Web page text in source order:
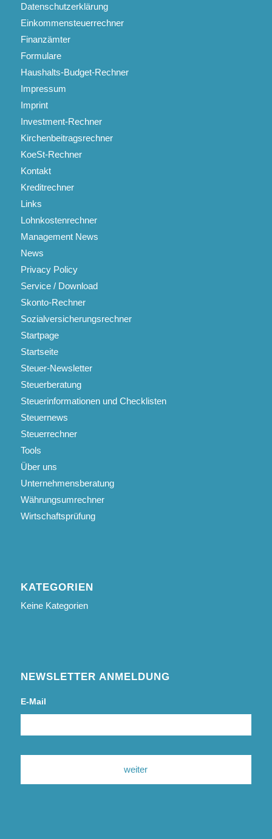
Datenschutzerklärung
Einkommensteuerrechner
Finanzämter
Formulare
Haushalts-Budget-Rechner
Impressum
Imprint
Investment-Rechner
Kirchenbeitragsrechner
KoeSt-Rechner
Kontakt
Kreditrechner
Links
Lohnkostenrechner
Management News
News
Privacy Policy
Service / Download
Skonto-Rechner
Sozialversicherungsrechner
Startpage
Startseite
Steuer-Newsletter
Steuerberatung
Steuerinformationen und Checklisten
Steuernews
Steuerrechner
Tools
Über uns
Unternehmensberatung
Währungsumrechner
Wirtschaftsprüfung
KATEGORIEN
Keine Kategorien
NEWSLETTER ANMELDUNG
E-Mail